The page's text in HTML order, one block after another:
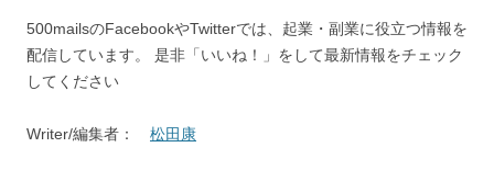
500mailsのFacebookやTwitterでは、起業・副業に役立つ情報を
配信しています。 是非「いいね！」をして最新情報をチェック
してください
Writer/編集者： 松田康